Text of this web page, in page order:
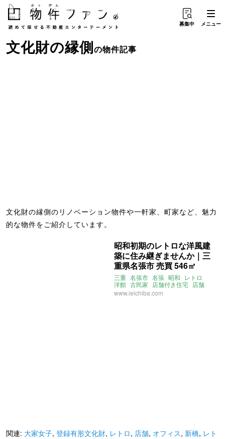
募集中 メニュー
文化財の縁側の物件記事
文化財の縁側のリノベーション物件や一軒家、町家など、魅力
的な物件をご紹介しています。
昭和初期のレトロな洋風建
築に住み継ぎませんか｜三
重県名張市 売買 546㎡
三重 名張市 名張 昭和 レトロ
洋館 古民家 店舗付き住宅 店舗
蔵 窓 縁側
登録有形文化財
文化財
www.ieichiba.com
関連: 大家女子, 登録有形文化財, レトロ, 店舗, オフィス, 新橋, レト